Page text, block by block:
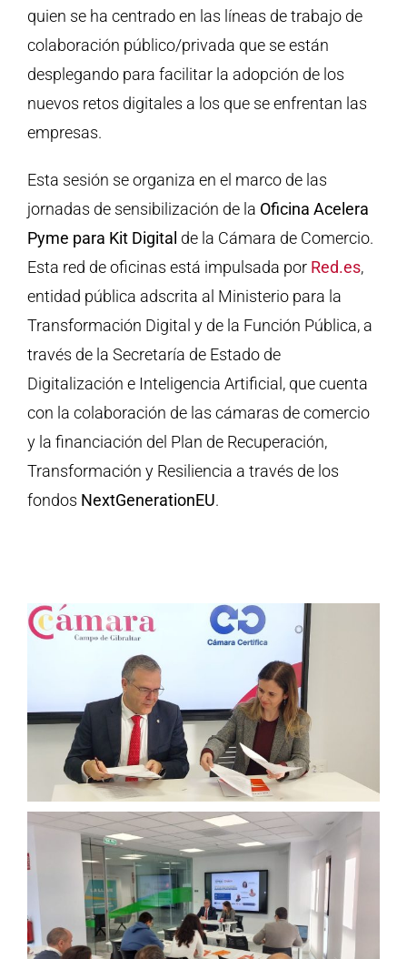
quien se ha centrado en las líneas de trabajo de
colaboración público/privada que se están
desplegando para facilitar la adopción de los
nuevos retos digitales a los que se enfrentan las
empresas.
Esta sesión se organiza en el marco de las
jornadas de sensibilización de la Oficina Acelera
Pyme para Kit Digital de la Cámara de Comercio.
Esta red de oficinas está impulsada por Red.es,
entidad pública adscrita al Ministerio para la
Transformación Digital y de la Función Pública, a
través de la Secretaría de Estado de
Digitalización e Inteligencia Artificial, que cuenta
con la colaboración de las cámaras de comercio
y la financiación del Plan de Recuperación,
Transformación y Resiliencia a través de los
fondos NextGenerationEU.